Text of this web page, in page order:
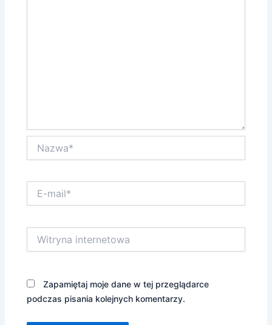
mail*
internetowa
Zapamiętaj moje dane w tej przeglądarce
podczas pisania kolejnych komentarzy.